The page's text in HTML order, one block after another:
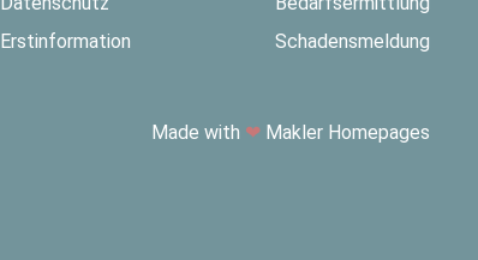
Erstinformation
Schadensmeldung
Made with ❤Makler Homepages